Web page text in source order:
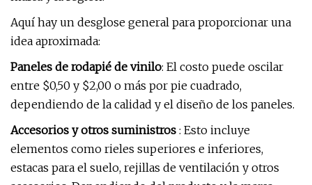
Aquí hay un desglose general para proporcionar una
idea aproximada:
Paneles de rodapié de vinilo: El costo puede oscilar
entre $0,50 y $2,00 o más por pie cuadrado,
dependiendo de la calidad y el diseño de los paneles.
Accesorios y otros suministros : Esto incluye
elementos como rieles superiores e inferiores,
estacas para el suelo, rejillas de ventilación y otros